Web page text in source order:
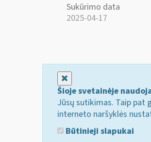
Sukūrimo data
2025-04-17
Šioje svetainėje
Jūsų sutikimas. Taip pat
interneto naršyklės
Būtinieji slapukai